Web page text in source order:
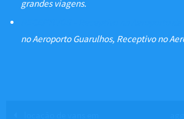
grandes viagens.
no Aeroporto Guarulhos, Receptivo no